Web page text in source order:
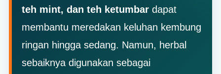
teh mint, dan teh ketumbardapat
membantu meredakan keluhan kembung
ringan hingga sedang. Namun, herbal
sebaiknya digunakan sebagai